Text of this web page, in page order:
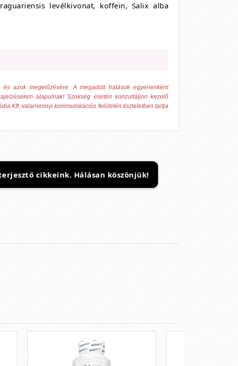
levélkivonat, koffein, Salix alba
azok megelőzésére. A megadott hatások egyénenként
alapulnak! Szükség esetén konzultáljon kezelő
Kft. valamennyi kommunikációs felületén tiszteletben tartja
cikkeink. Hálásan köszönjük!